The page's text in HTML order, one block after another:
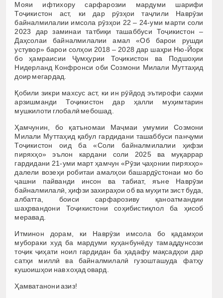
Мояи ифтихору сарфарозии мардуми шарифи
Тоҷикистон аст, ки дар рӯзҳои таҷлили Наврӯзи
байналмилалии имсола рӯзҳои 22 – 24-уми марти соли
2023 дар заминаи татбиқи ташаббуси Тоҷикистон –
Даҳсолаи байналмилалии амал «Об барои рушди
устувор» барои солҳои 2018 – 2028 дар шаҳри Ню-Йорк
бо ҳамраисии Ҷумҳурии Тоҷикистон ва Подшоҳии
Нидерланд Конфронси оби Созмони Милали Муттаҳид
доир мегардад.
Қобили зикри махсус аст, ки ин рӯйдод эътирофи саҳми
арзишманди Тоҷикистон дар ҳалли муҳимтарин
мушкилоти глобалӣ мебошад.
Ҳамчунин, бо қатъномаи Маҷмаи умумии Созмони
Милали Муттаҳид қабул гардидани ташаббуси панҷуми
Тоҷикистон оид ба «Соли байналмилалии ҳифзи
пиряхҳо» эълон кардани соли 2025 ва муқаррар
гардидани 21-уми март ҳамчун «Рӯзи ҷаҳонии пиряхҳо»
далели возеҳи робитаи амалҳои башардӯстонаи мо бо
ҷашни пайванди инсон ва табиат, яъне Наврӯзи
байналмилалӣ, ҳифзи захираҳои об ва муҳити зист буда,
албатта, боиси сарфарозиву қаноатмандии
шаҳрвандони Тоҷикистони соҳибистиқлол ба ҳисоб
меравад.
Итминон дорам, ки Наврӯзи имсола бо қадамҳои
мубораки худ ба мардуми куҳанбунёду тамаддунсози
тоҷик ҷиҳати ноил гардидан ба ҳадафу мақсадҳои дар
сатҳи миллӣ ва байналмилалӣ гузошташуда фатҳу
кушоишҳои нав хоҳад овард.
Ҳамватанони азиз!